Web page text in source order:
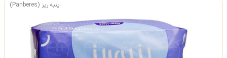
پنبه ریز (Panberes)